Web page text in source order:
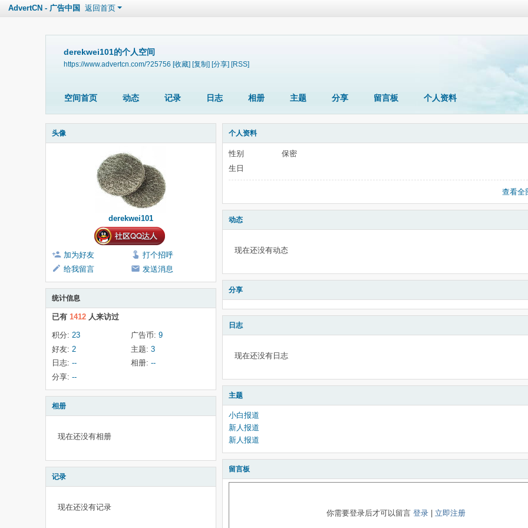
AdvertCN - 广告中国 返回首页
derekwei101的个人空间
https://www.advertcn.com/?25756 [收藏] [复制] [分享] [RSS]
空间首页 动态 记录 日志 相册 主题 分享 留言板 个人资料
头像
derekwei101
加为好友
打个招呼
给我留言
发送消息
统计信息
已有 1412 人来访过
积分: 23 广告币: 9
好友: 2 主题: 3
日志: -- 相册: --
分享: --
相册
现在还没有相册
记录
现在还没有记录
个人资料
性别
保密
生日
查看全
动态
现在还没有动态
分享
日志
现在还没有日志
主题
小白报道
新人报道
新人报道
留言板
你需要登录后才可以留言 登录 立即注册